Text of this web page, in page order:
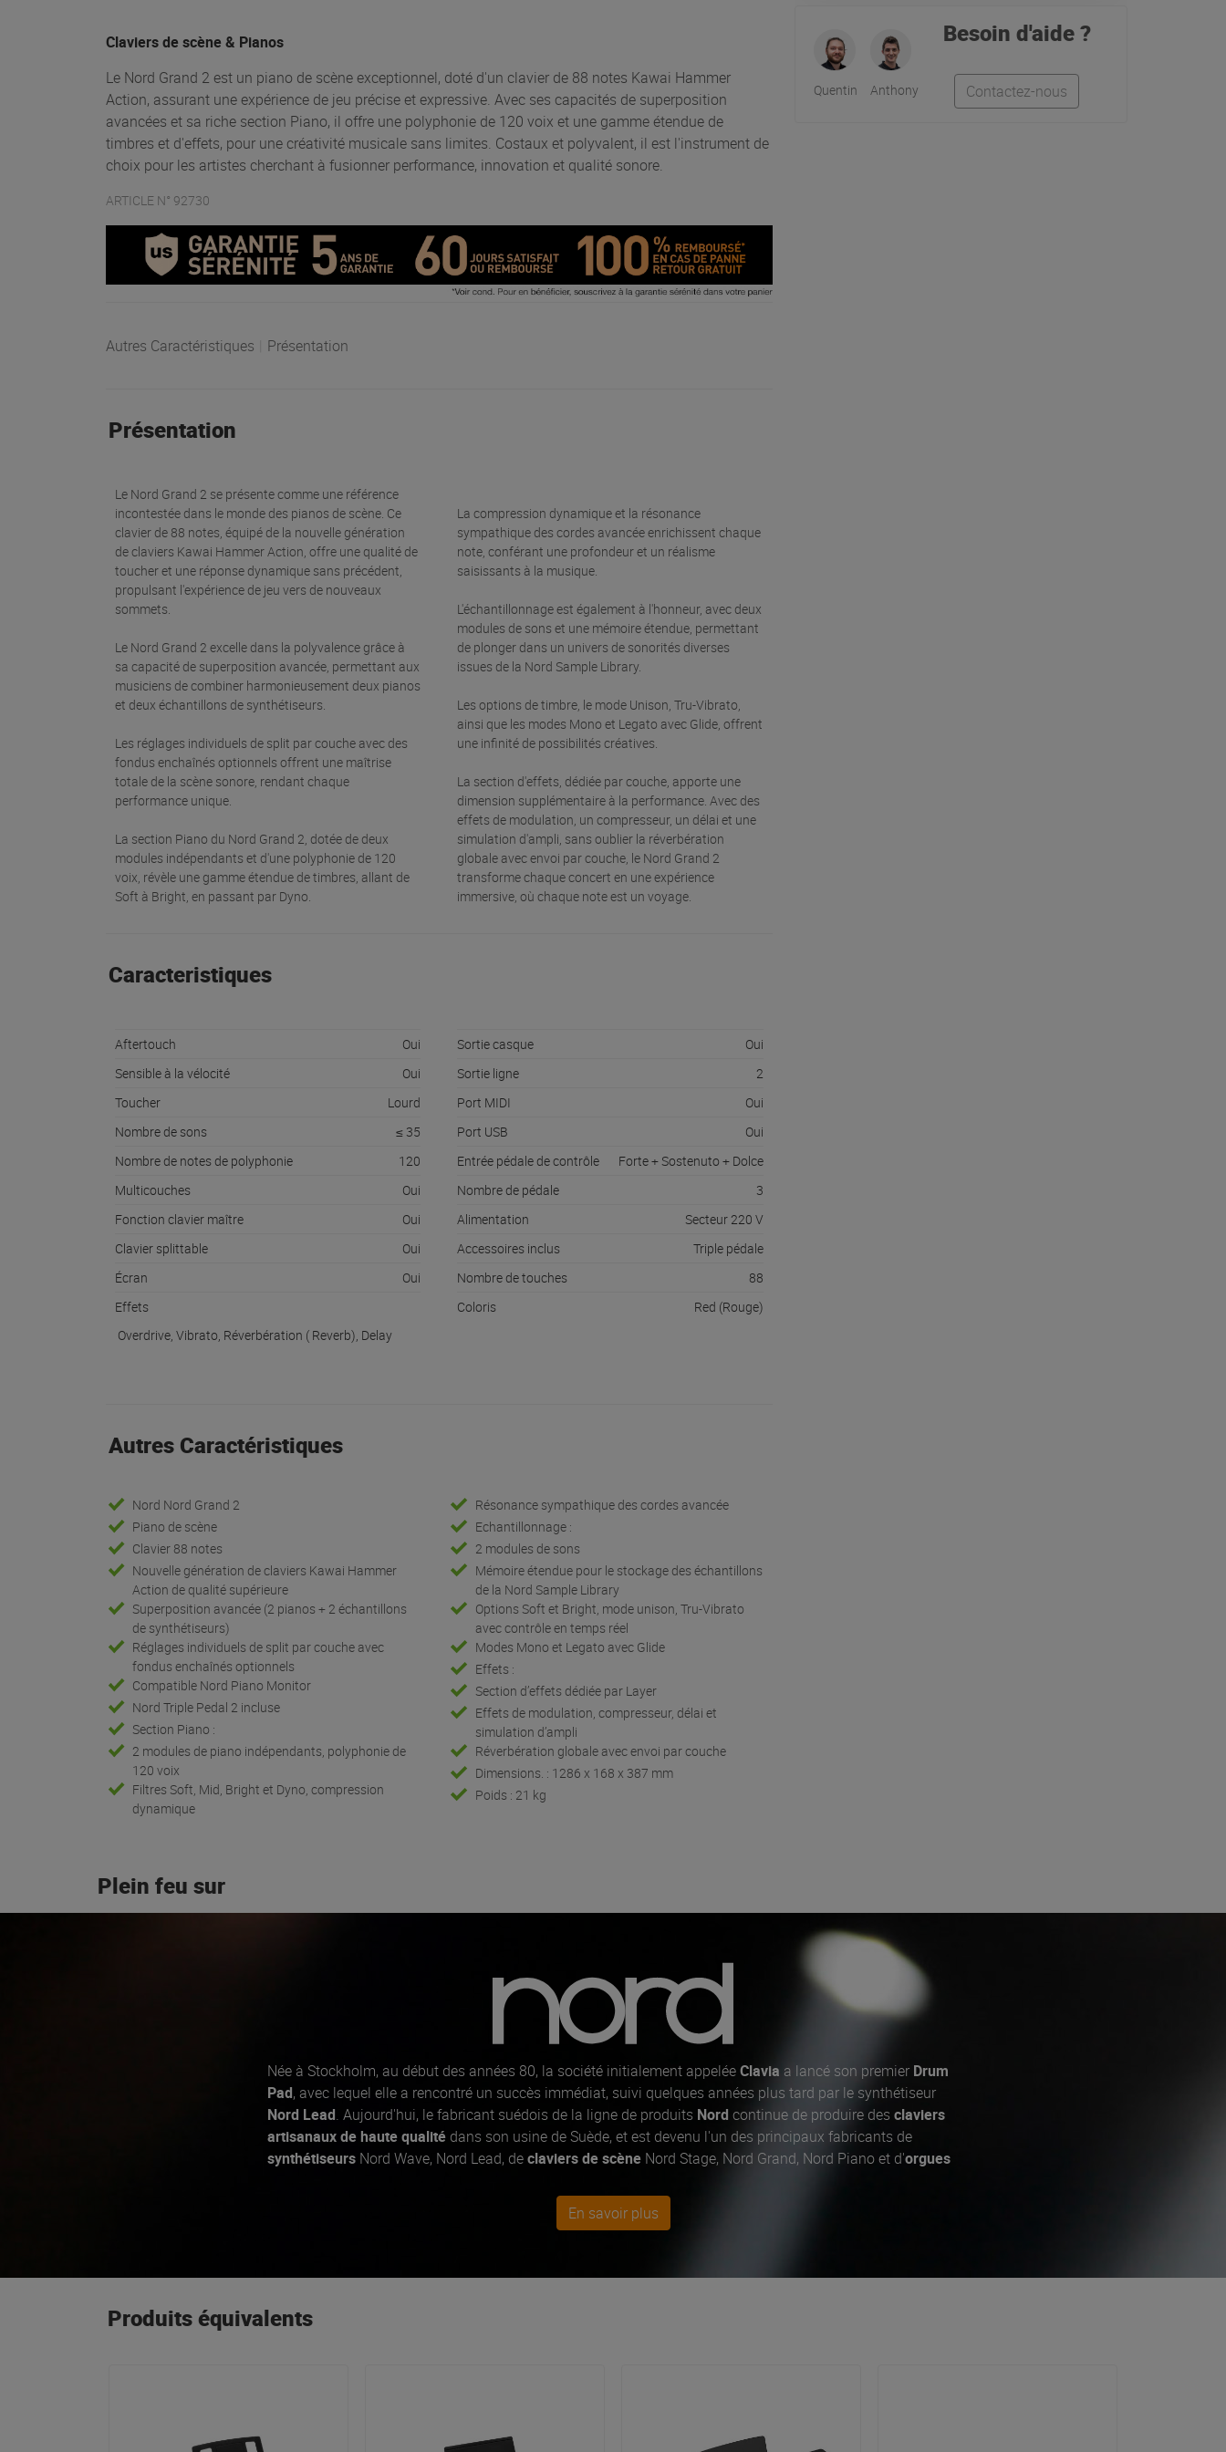
Claviers de scène & Pianos
Le Nord Grand 2 est un piano de scène exceptionnel, doté d'un clavier de 88 notes Kawai Hammer
Action, assurant une expérience de jeu précise et expressive. Avec ses capacités de superposition
avancées et sa riche section Piano, il offre une polyphonie de 120 voix et une gamme étendue de
timbres et d'effets, pour une créativité musicale sans limites. Costaux et polyvalent, il est l'instrument de
choix pour les artistes cherchant à fusionner performance, innovation et qualité sonore.
ARTICLE N° 92730
Autres Caractéristiques Présentation
Présentation
Le Nord Grand 2 se présente comme une référence
incontestée dans le monde des pianos de scène. Ce
clavier de 88 notes, équipé de la nouvelle génération
de claviers Kawai Hammer Action, offre une qualité de
toucher et une réponse dynamique sans précédent,
propulsant l'expérience de jeu vers de nouveaux
sommets.
Le Nord Grand 2 excelle dans la polyvalence grâce à
sa capacité de superposition avancée, permettant aux
musiciens de combiner harmonieusement deux pianos
et deux échantillons de synthétiseurs.
Les réglages individuels de split par couche avec des
fondus enchaînés optionnels offrent une maîtrise
totale de la scène sonore, rendant chaque
performance unique.
La section Piano du Nord Grand 2, dotée de deux
modules indépendants et d'une polyphonie de 120
voix, révèle une gamme étendue de timbres, allant de
Soft à Bright, en passant par Dyno.
La compression dynamique et la résonance
sympathique des cordes avancée enrichissent chaque
note, conférant une profondeur et un réalisme
saisissants à la musique.
L'échantillonnage est également à l'honneur, avec deux
modules de sons et une mémoire étendue, permettant
de plonger dans un univers de sonorités diverses
issues de la Nord Sample Library.
Les options de timbre, le mode Unison, Tru-Vibrato,
ainsi que les modes Mono et Legato avec Glide, offrent
une infinité de possibilités créatives.
La section d'effets, dédiée par couche, apporte une
dimension supplémentaire à la performance. Avec des
effets de modulation, un compresseur, un délai et une
simulation d'ampli, sans oublier la réverbération
globale avec envoi par couche, le Nord Grand 2
transforme chaque concert en une expérience
immersive, où chaque note est un voyage.
Caracteristiques
Aftertouch
Oui
Sensible à la vélocité
Oui
Toucher
Lourd
Nombre de sons
≤ 35
Nombre de notes de polyphonie
120
Multicouches
Oui
Fonction clavier maître
Oui
Clavier splittable
Oui
Écran
Oui
Effets
Overdrive, Vibrato, Réverbération ( Reverb), Delay
Sortie casque
Oui
Sortie ligne
2
Port MIDI
Oui
Port USB
Oui
Entrée pédale de contrôle
Forte + Sostenuto + Dolce
Nombre de pédale
3
Alimentation
Secteur 220 V
Accessoires inclus
Triple pédale
Nombre de touches
88
Coloris
Red (Rouge)
Autres Caractéristiques
Nord Nord Grand 2
Piano de scène
Clavier 88 notes
Nouvelle génération de claviers Kawai Hammer
Action de qualité supérieure
Superposition avancée (2 pianos + 2 échantillons
de synthétiseurs)
Réglages individuels de split par couche avec
fondus enchaînés optionnels
Compatible Nord Piano Monitor
Nord Triple Pedal 2 incluse
Section Piano :
2 modules de piano indépendants, polyphonie de
120 voix
Filtres Soft, Mid, Bright et Dyno, compression
dynamique
Résonance sympathique des cordes avancée
Echantillonnage :
2 modules de sons
Mémoire étendue pour le stockage des échantillons
de la Nord Sample Library
Options Soft et Bright, mode unison, Tru-Vibrato
avec contrôle en temps réel
Modes Mono et Legato avec Glide
Effets :
Section d’effets dédiée par Layer
Effets de modulation, compresseur, délai et
simulation d’ampli
Réverbération globale avec envoi par couche
Dimensions. : 1286 x 168 x 387 mm
Poids : 21 kg
Quentin Anthony
Besoin d'aide ?
Contactez-nous
Plein feu sur
Née à Stockholm, au début des années 80, la société initialement appeléeClavia a lancé son premier Drum
Pad, avec lequel elle a rencontré un succès immédiat, suivi quelques années plus tard par le synthétiseur
Nord Lead. Aujourd'hui, le fabricant suédois de la ligne de produits Nord continue de produire des claviers
artisanaux de haute qualitédans son usine de Suède, et est devenu l'un des principaux fabricants de
synthétiseursNord Wave, Nord Lead, declaviers de scèneNord Stage, Nord Grand, Nord Piano et d'orgues
En savoir plus
Produits équivalents